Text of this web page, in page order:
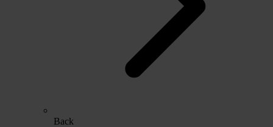
Back